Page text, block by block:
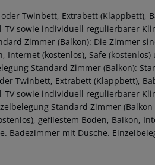
Twinbett, Extrabett (Klappbett),
TV sowie individuell regulierbarer
Zimmer (Balkon): Die Zimmer
(kostenlos), Safe (kostenlos)
Standard Zimmer (Balkon):
Twinbett, Extrabett (Klappbett),
TV sowie individuell regulierbarer
Standard Zimmer
gefliestem Boden, Balkon,
Badezimmer mit Dusche.